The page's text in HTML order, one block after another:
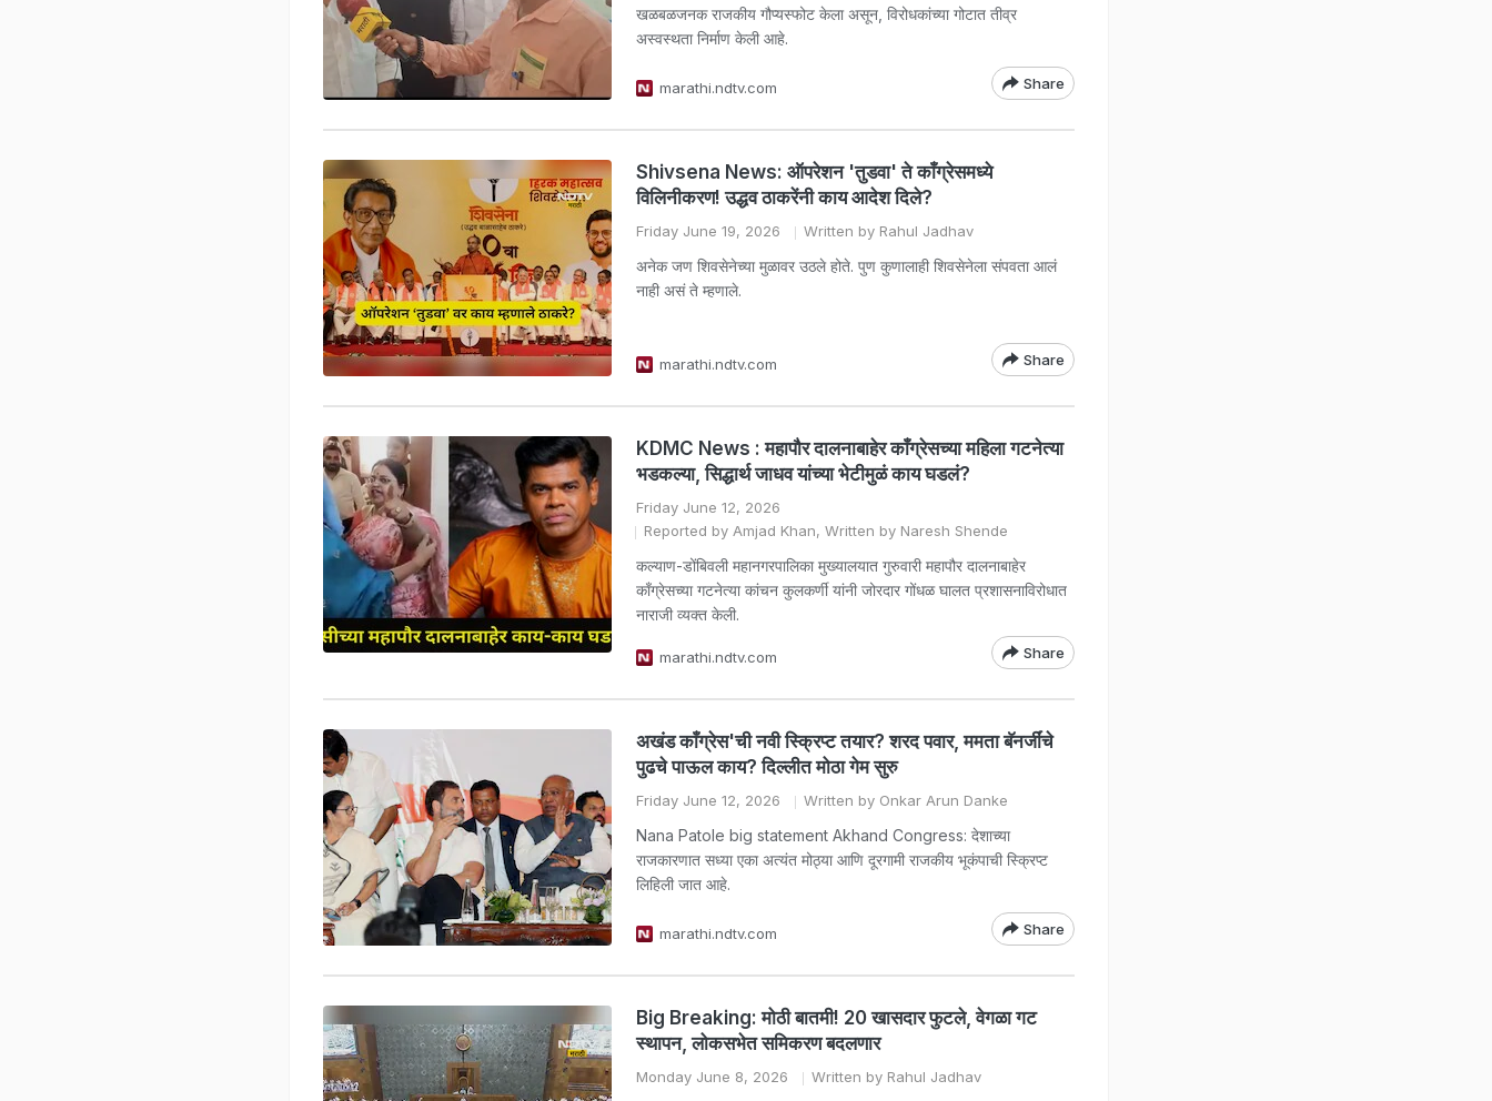
खळबळजनक राजकीय गौप्यस्फोट केला असून, विरोधकांच्या गोटात तीव्र
अस्वस्थता निर्माण केली आहे.
marathi.ndtv.com Share
Shivsena News: ऑपरेशन 'तुडवा' ते काँग्रेसमध्ये
विलिनीकरण! उद्धव ठाकरेंनी काय आदेश दिले?
Friday June 19, 2026 Written by Rahul Jadhav
अनेक जण शिवसेनेच्या मुळावर उठले होते. पुण कुणालाही शिवसेनेला संपवता आलं
नाही असं ते म्हणाले.
marathi.ndtv.com Share
KDMC News : महापौर दालनाबाहेर काँग्रेसच्या महिला गटनेत्या
भडकल्या, सिद्धार्थ जाधव यांच्या भेटीमुळं काय घडलं?
Friday June 12, 2026
Reported by Amjad Khan, Written by Naresh Shende
कल्याण-डोंबिवली महानगरपालिका मुख्यालयात गुरुवारी महापौर दालनाबाहेर
काँग्रेसच्या गटनेत्या कांचन कुलकर्णी यांनी जोरदार गोंधळ घालत प्रशासनाविरोधात
नाराजी व्यक्त केली.
marathi.ndtv.com Share
अखंड काँग्रेस'ची नवी स्क्रिप्ट तयार? शरद पवार, ममता बॅनर्जींचे
पुढचे पाऊल काय? दिल्लीत मोठा गेम सुरु
Friday June 12, 2026 Written by Onkar Arun Danke
Nana Patole big statement Akhand Congress: देशाच्या
राजकारणात सध्या एका अत्यंत मोठ्या आणि दूरगामी राजकीय भूकंपाची स्क्रिप्ट
लिहिली जात आहे.
marathi.ndtv.com Share
Big Breaking: मोठी बातमी! 20 खासदार फुटले, वेगळा गट
स्थापन, लोकसभेत समिकरण बदलणार
Monday June 8, 2026 Written by Rahul Jadhav